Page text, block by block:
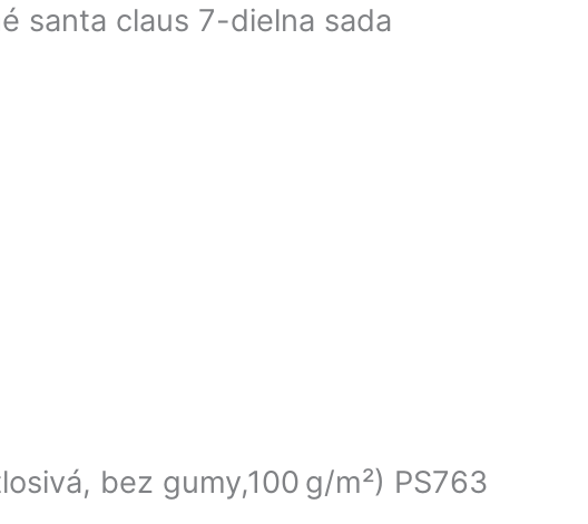
santa claus 7-dielna sada
bez gumy,100 g/m²) PS763